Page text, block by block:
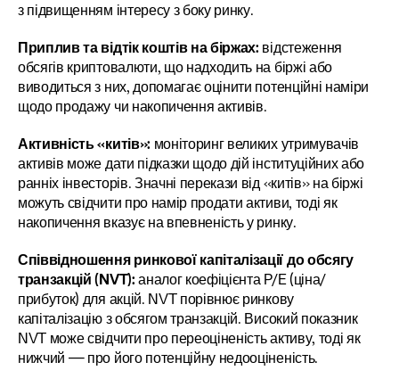
з підвищенням інтересу з боку ринку.
Приплив та відтік коштів на біржах: відстеження
обсягів криптовалюти, що надходить на біржі або
виводиться з них, допомагає оцінити потенційні наміри
щодо продажу чи накопичення активів.
Активність «китів»: моніторинг великих утримувачів
активів може дати підказки щодо дій інституційних або
ранніх інвесторів. Значні перекази від «китів» на біржі
можуть свідчити про намір продати активи, тоді як
накопичення вказує на впевненість у ринку.
Співвідношення ринкової капіталізації до обсягу
транзакцій (NVT): аналог коефіцієнта P/E (ціна/
прибуток) для акцій. NVT порівнює ринкову
капіталізацію з обсягом транзакцій. Високий показник
NVT може свідчити про переоціненість активу, тоді як
нижчий — про його потенційну недооціненість.